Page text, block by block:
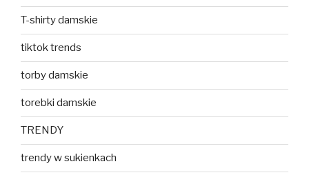
T-shirty damskie
tiktok trends
torby damskie
torebki damskie
TRENDY
trendy w sukienkach